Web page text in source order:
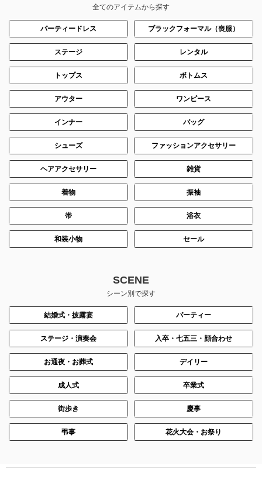
全てのアイテムから探す
パーティードレス ブラックフォーマル（喪服）
ステージ レンタル
トップス ボトムス
アウター ワンピース
インナー バッグ
シューズ ファッションアクセサリー
ヘアアクセサリー 雑貨
着物 振袖
帯 浴衣
和装小物 セール
SCENE
シーン別で探す
結婚式・披露宴 パーティー
ステージ・演奏会 入卒・七五三・顔合わせ
お通夜・お葬式 デイリー
成人式 卒業式
街歩き 慶事
弔事 花火大会・お祭り